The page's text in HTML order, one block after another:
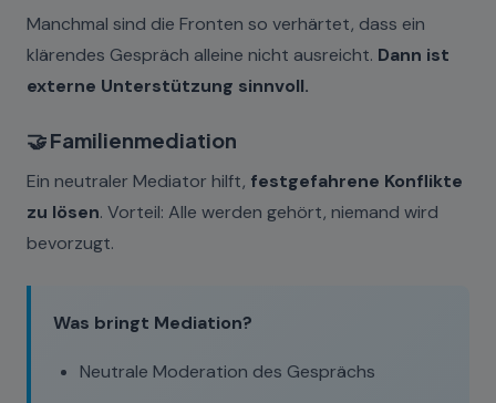
Manchmal sind die Fronten so verhärtet, dass ein
klärendes Gespräch alleine nicht ausreicht. Dann ist
externe Unterstützung sinnvoll.
🤝 Familienmediation
Ein neutraler Mediator hilft, festgefahrene Konflikte
zu lösen. Vorteil: Alle werden gehört, niemand wird
bevorzugt.
Was bringt Mediation?
Neutrale Moderation des Gesprächs